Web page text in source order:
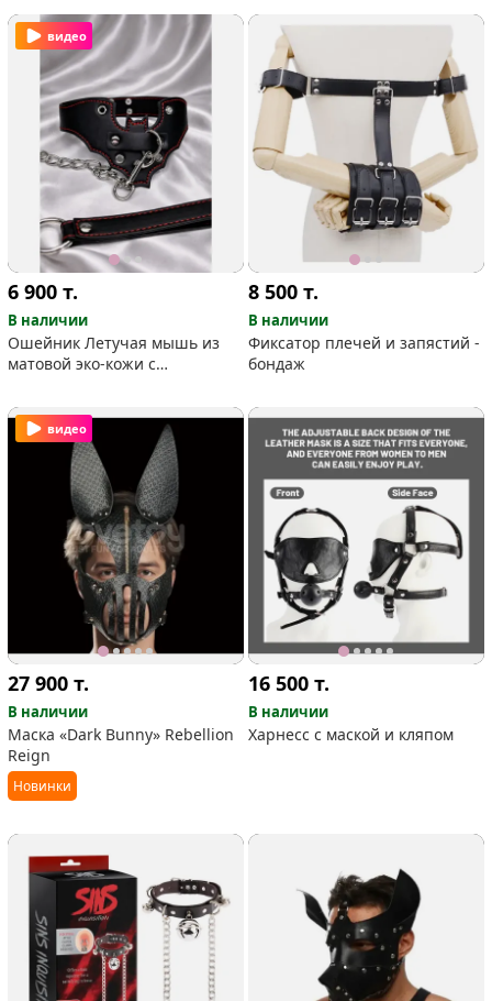
видео
6 900т.
В наличии
Ошейник Летучая мышь из
матовой эко-кожи с
строчкой
8 500т.
В наличии
Фиксатор плечей и запястий -
бондаж
видео
27 900т.
В наличии
Маска «Dark Bunny» Rebellion
Reign
Новинки
16 500т.
В наличии
Харнесс с маской и кляпом